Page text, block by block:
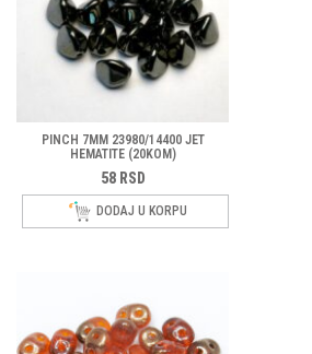
PINCH 7MM 23980/14400 JET
HEMATITE (20KOM)
58 RSD
DODAJ U KORPU